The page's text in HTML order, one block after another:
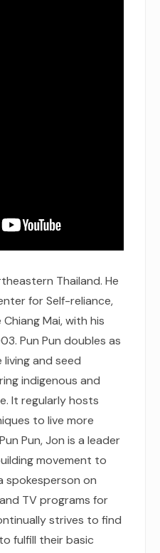
Thailand. He
for Self-reliance,
Mai, with his
Pun Pun doubles as
and seed
indigenous and
It regularly hosts
to live more
Pun, Jon is a leader
movement to
spokesperson on
TV programs for
strives to find
fulfill their basic